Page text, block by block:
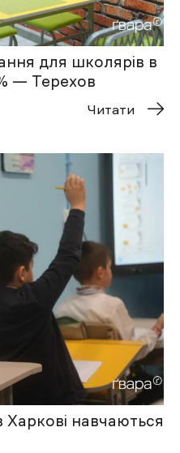
для школярів в
— Терехов
Читати
Харкові навчаються